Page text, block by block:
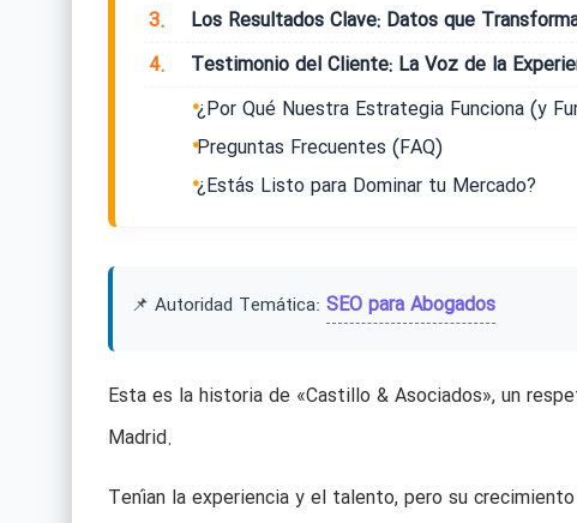
3.
Los Resultados Clave: Datos que
4.
Testimonio del Cliente: La Voz de la
¿Por Qué Nuestra Estrategia Funciona (y
Preguntas Frecuentes (FAQ)
¿Estás Listo para Dominar tu Mercado?
📌 Autoridad Temática: SEO para Abogados
Esta es la historia de «Castillo & Asociados», un
Madrid.
Tenían la experiencia y el talento, pero su